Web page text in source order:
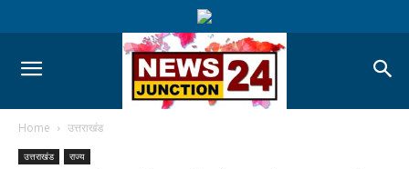
Home उत्तराखंड
उत्तराखंड राज्य